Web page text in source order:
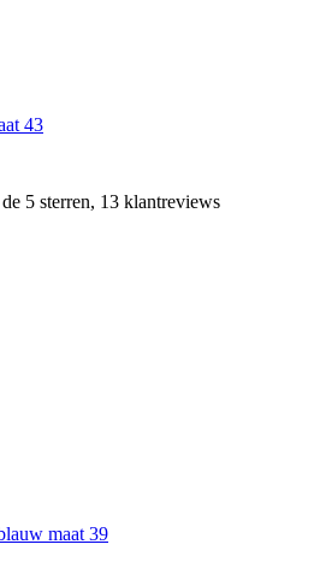
43
5 sterren, 13 klantreviews
maat 39